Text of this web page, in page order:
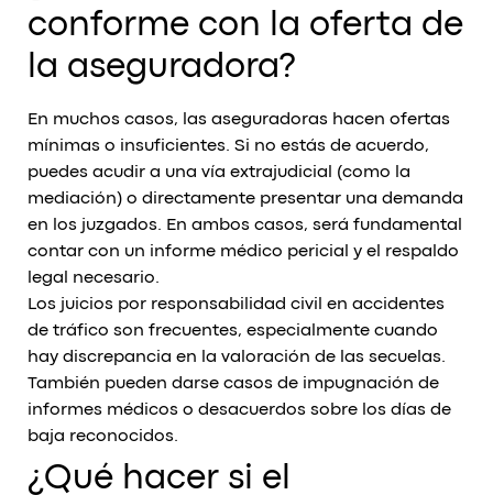
conforme con la oferta de
la aseguradora?
En muchos casos, las aseguradoras hacen ofertas
mínimas o insuficientes. Si no estás de acuerdo,
puedes acudir a una vía extrajudicial (como la
mediación) o directamente presentar una demanda
en los juzgados. En ambos casos, será fundamental
contar con un informe médico pericial y el respaldo
legal necesario.
Los juicios por responsabilidad civil en accidentes
de tráfico son frecuentes, especialmente cuando
hay discrepancia en la valoración de las secuelas.
También pueden darse casos de impugnación de
informes médicos o desacuerdos sobre los días de
baja reconocidos.
¿Qué hacer si el